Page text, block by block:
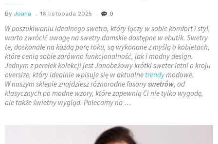
By Joana 16 listopada 2025 0
W poszukiwaniu idealnego swetra, który łączy w sobie komfort i styl,
warto zwrócić uwagę na swetry damskie dostępne w ebutik. Swetry
te, doskonałe na każdą porę roku, są wykonane z myślą o kobietach,
które cenią sobie zarówno funkcjonalność, jak i modny design.
Jednym z perełek kolekcji jest Janobeżowy krótki sweter letni o kroju
oversize, który idealnie wpisuje się w aktualne trendymodowe.
W naszym sklepie znajdziesz różnorodne fasonyswetrów, od
klasycznych po modne wzory, które zapewnią Ci nie tylko wygodę,
ale także świetny wygląd. Polecamy na …